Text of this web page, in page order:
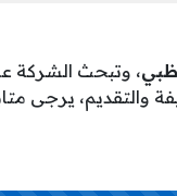
، وتبحث الشركة
يرجى